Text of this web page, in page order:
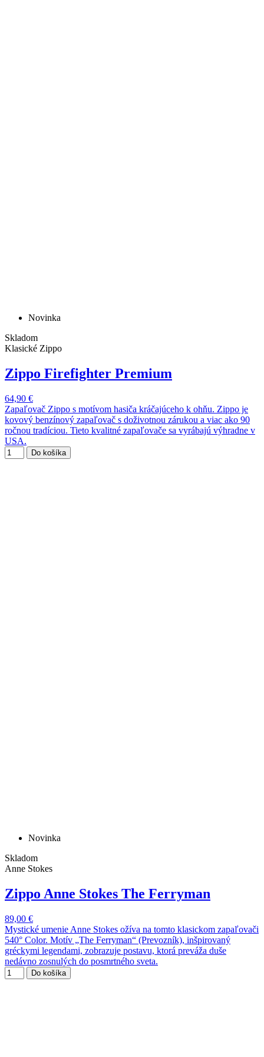
Novinka
Skladom
Klasické Zippo
Zippo Firefighter Premium
64,90 €
Zapaľovač Zippo s motívom hasiča kráčajúceho k ohňu. Zippo je
kovový benzínový zapaľovač s doživotnou zárukou a viac ako 90
ročnou tradíciou. Tieto kvalitné zapaľovače sa vyrábajú výhradne v
USA.
Do košíka
Novinka
Skladom
Anne Stokes
Zippo Anne Stokes The Ferryman
89,00 €
Mystické umenie Anne Stokes ožíva na tomto klasickom zapaľovači
540° Color. Motív „The Ferryman“ (Prevozník), inšpirovaný
gréckymi legendami, zobrazuje postavu, ktorá preváža duše
nedávno zosnulých do posmrtného sveta.
Do košíka